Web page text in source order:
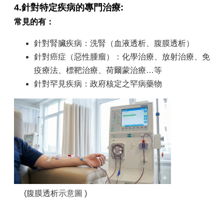
4.針對特定疾病的專門治療:
常見的有：
針對腎臟疾病：洗腎（血液透析、腹膜透析）
針對癌症（惡性腫瘤）：化學治療、放射治療、免
疫療法、標靶治療、荷爾蒙治療…等
針對罕見疾病：政府核定之罕病藥物
(腹膜透析示意圖 )